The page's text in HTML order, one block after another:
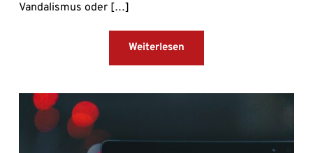
Vandalismus oder […]
Weiterlesen